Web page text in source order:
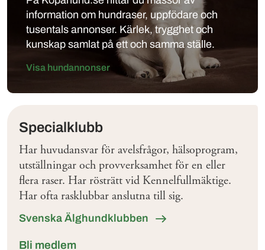
information om hundraser, uppfödare och
tusentals annonser. Kärlek, trygghet och
kunskap samlat på ett och samma ställe.
Visa hundannonser
Specialklubb
Har huvudansvar för avelsfrågor, hälsoprogram,
utställningar och provverksamhet för en eller
flera raser. Har rösträtt vid Kennelfullmäktige.
Har ofta rasklubbar anslutna till sig.
Svenska Älghundklubben
Bli medlem